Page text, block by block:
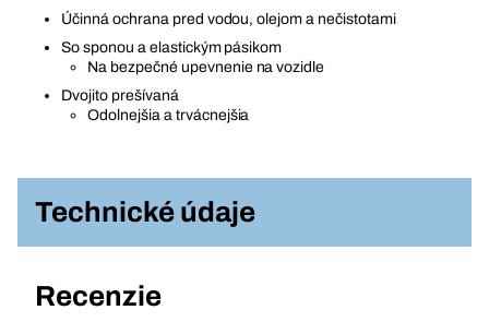
Účinná ochrana pred vodou, olejom a nečistotami
So sponou a elastickým pásikom
Na bezpečné upevnenie na vozidle
Dvojito prešívaná
Odolnejšia a trvácnejšia
Technické údaje
Recenzie